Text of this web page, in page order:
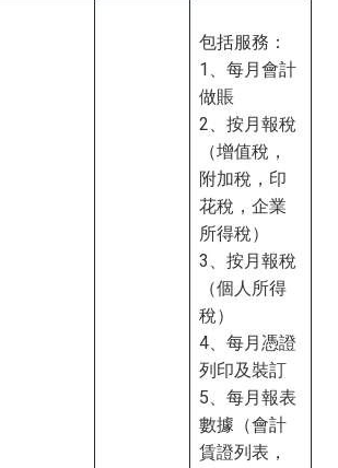
包括服務：
1、每月會計
做賬
2、按月報稅
（增值稅，
附加稅，印
花稅，企業
所得稅）
3、按月報稅
（個人所得
稅）
4、每月憑證
列印及裝訂
5、每月報表
數據（會計
賃證列表，